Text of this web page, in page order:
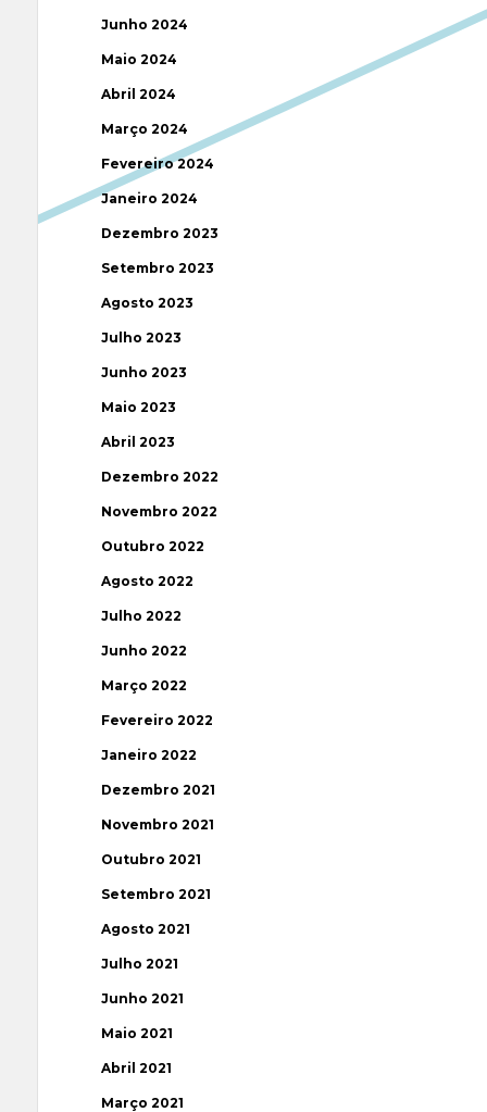
Junho 2024
Maio 2024
Abril 2024
Março 2024
Fevereiro 2024
Janeiro 2024
Dezembro 2023
Setembro 2023
Agosto 2023
Julho 2023
Junho 2023
Maio 2023
Abril 2023
Dezembro 2022
Novembro 2022
Outubro 2022
Agosto 2022
Julho 2022
Junho 2022
Março 2022
Fevereiro 2022
Janeiro 2022
Dezembro 2021
Novembro 2021
Outubro 2021
Setembro 2021
Agosto 2021
Julho 2021
Junho 2021
Maio 2021
Abril 2021
Março 2021